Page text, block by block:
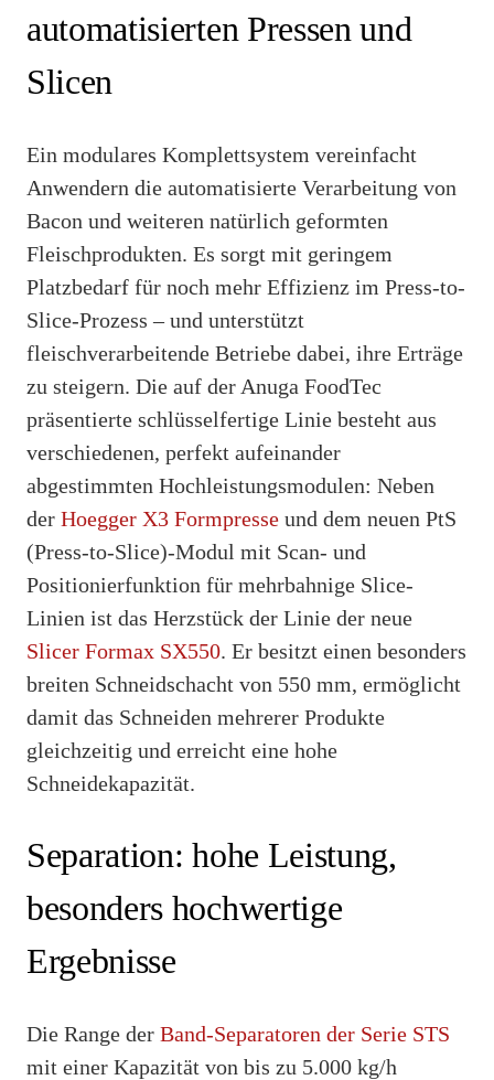
automatisierten Pressen und
Slicen
Ein modulares Komplettsystem vereinfacht
Anwendern die automatisierte Verarbeitung von
Bacon und weiteren natürlich geformten
Fleischprodukten. Es sorgt mit geringem
Platzbedarf für noch mehr Effizienz im Press-to-
Slice-Prozess – und unterstützt
fleischverarbeitende Betriebe dabei, ihre Erträge
zu steigern. Die auf der Anuga FoodTec
präsentierte schlüsselfertige Linie besteht aus
verschiedenen, perfekt aufeinander
abgestimmten Hochleistungsmodulen: Neben
der Hoegger X3 Formpresse und dem neuen PtS
(Press-to-Slice)-Modul mit Scan- und
Positionierfunktion für mehrbahnige Slice-
Linien ist das Herzstück der Linie der neue
Slicer Formax SX550. Er besitzt einen besonders
breiten Schneidschacht von 550 mm, ermöglicht
damit das Schneiden mehrerer Produkte
gleichzeitig und erreicht eine hohe
Schneidekapazität.
Separation: hohe Leistung,
besonders hochwertige
Ergebnisse
Die Range der Band-Separatoren der Serie STS
mit einer Kapazität von bis zu 5.000 kg/h